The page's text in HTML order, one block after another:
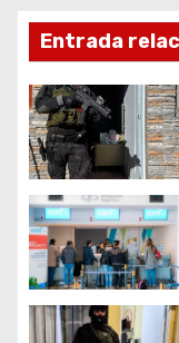
n
d
e
e
n
t
r
Entrada